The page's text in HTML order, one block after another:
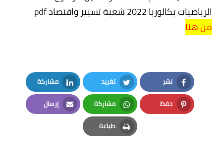
الرياضيات بكالوريا 2022 شعبة تسيير واقتصاد
pdf
من هنا
نشر
Facebook
تغريد
Twitter
مشاركة
LinkedIn
حفظ
Pinterest
مشاركة
Whatsapp
إرسال
Email
طباعة
Print